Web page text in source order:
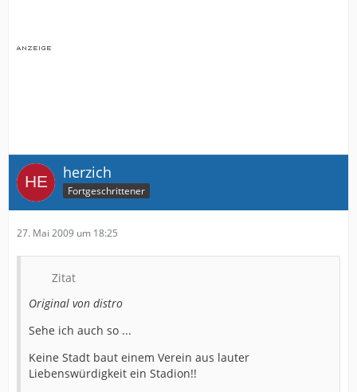
herzich
Fortgeschrittener
27. Mai 2009 um 18:25
Zitat
Original von distro
Sehe ich auch so ...
Keine Stadt baut einem Verein aus lauter
Liebenswürdigkeit ein Stadion!!